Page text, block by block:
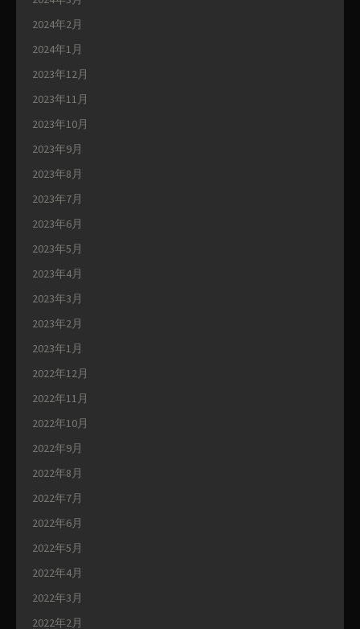
2024年2月
2024年1月
2023年12月
2023年11月
2023年10月
2023年9月
2023年8月
2023年7月
2023年6月
2023年5月
2023年4月
2023年3月
2023年2月
2023年1月
2022年12月
2022年11月
2022年10月
2022年9月
2022年8月
2022年7月
2022年6月
2022年5月
2022年4月
2022年3月
2022年2月